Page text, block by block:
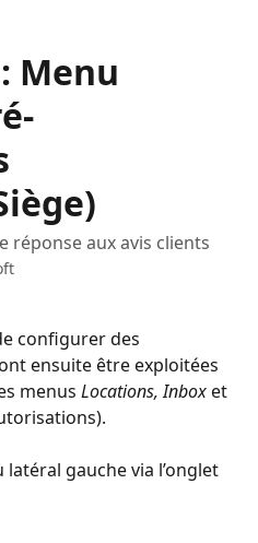
Menu
réponse aux avis clients
configurer des
ensuite être exploitées
menus Locations, Inbox et
latéral gauche via l’onglet